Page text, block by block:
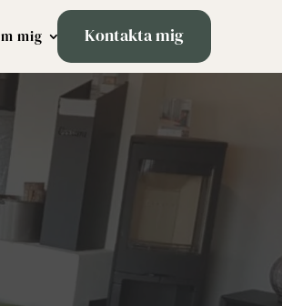
mig Kontakta mig